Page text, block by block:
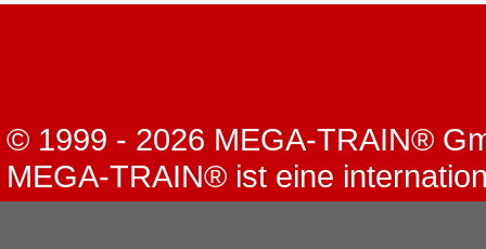
© 1999 - 2026 MEGA-TRAIN®
MEGA-TRAIN® ist eine